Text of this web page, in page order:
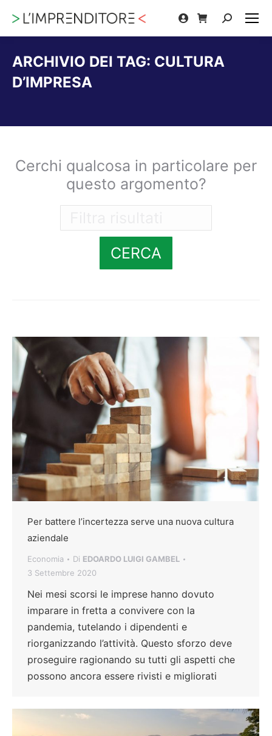
Cerca:
ARCHIVIO DEI TAG: CULTURA
D’IMPRESA
Cerchi qualcosa in particolare per
questo argomento?
CERCA
Per battere l’incertezza serve una nuova cultura
aziendale
Economia Di EDOARDO LUIGI GAMBEL
3 Settembre 2020
Nei mesi scorsi le imprese hanno dovuto
imparare in fretta a convivere con la
pandemia, tutelando i dipendenti e
riorganizzando l’attività. Questo sforzo deve
proseguire ragionando su tutti gli aspetti che
possono ancora essere rivisti e migliorati